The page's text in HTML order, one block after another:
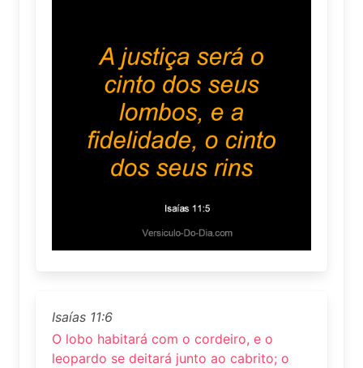
Isaías 11:6
O lobo habitará com o cordeiro, e o
leopardo se deitará junto ao cabrito; o